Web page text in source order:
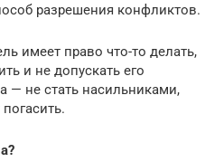
разрешения конфликтов.
имеет право что-то делать,
и не допускать его
— не стать насильниками,